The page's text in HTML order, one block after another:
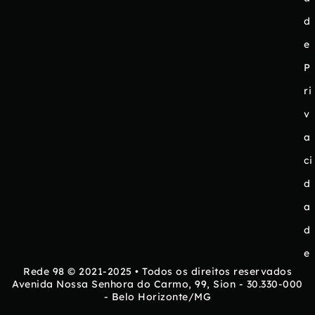
d
e
P
ri
v
a
ci
d
a
d
e
Rede 98 © 2021-2025 • Todos os direitos reservados
Avenida Nossa Senhora do Carmo, 99, Sion - 30.330-000
- Belo Horizonte/MG